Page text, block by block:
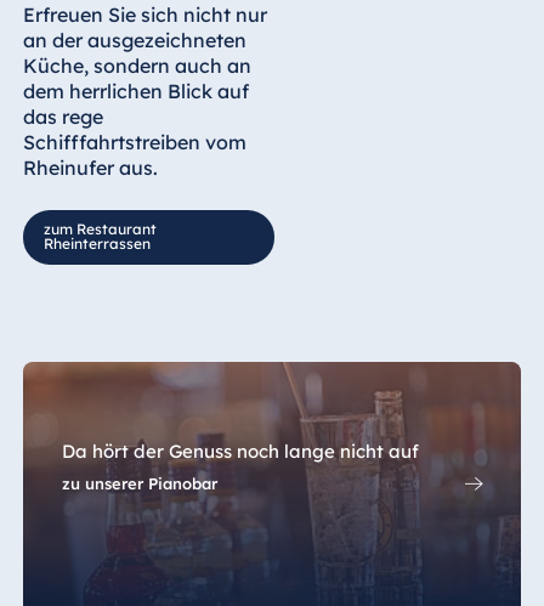
Erfreuen Sie sich nicht nur
an der ausgezeichneten
Küche, sondern auch an
dem herrlichen Blick auf
das rege
Schifffahrtstreiben vom
Rheinufer aus.
zum Restaurant
Rheinterrassen
Da hört der Genuss noch lange nicht auf
zu unserer Pianobar